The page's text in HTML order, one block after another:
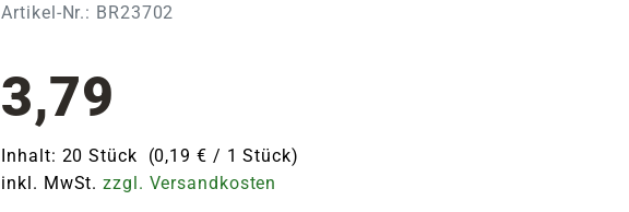
Artikel-Nr.: BR23702
3,79
Inhalt: 20 Stück (0,19 € / 1 Stück)
inkl. MwSt.zzgl. Versandkosten